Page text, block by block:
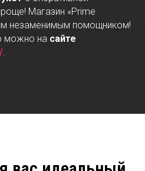
Магазин «Prime
незаменимым помощником!
можно на сайте
.